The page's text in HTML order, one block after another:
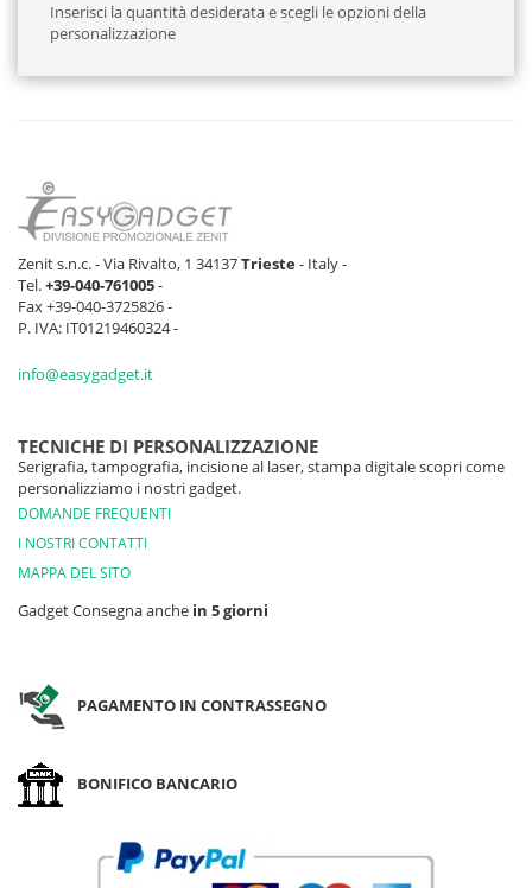
Inserisci la quantità desiderata e scegli le opzioni della
personalizzazione
Zenit s.n.c. - Via Rivalto, 1 34137Trieste- Italy -
Tel.+39-040-761005-
Fax +39-040-3725826 -
P. IVA: IT01219460324 -
info@easygadget.it
TECNICHE DI PERSONALIZZAZIONE
Serigrafia, tampografia, incisione al laser, stampa digitale scopri come
personalizziamo i nostri gadget.
DOMANDE FREQUENTI
I NOSTRI CONTATTI
MAPPA DEL SITO
Gadget Consegna anche in 5 giorni
PAGAMENTO IN CONTRASSEGNO
BONIFICO BANCARIO